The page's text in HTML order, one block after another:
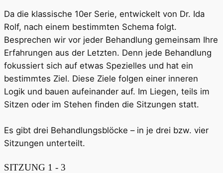
Da die klassische 10er Serie, entwickelt von Dr. Ida
Rolf, nach einem bestimmten Schema folgt.
Besprechen wir vor jeder Behandlung gemeinsam Ihre
Erfahrungen aus der Letzten. Denn jede Behandlung
fokussiert sich auf etwas Spezielles und hat ein
bestimmtes Ziel. Diese Ziele folgen einer inneren
Logik und bauen aufeinander auf. Im Liegen, teils im
Sitzen oder im Stehen finden die Sitzungen statt.
Es gibt drei Behandlungsblöcke – in je drei bzw. vier
Sitzungen unterteilt.
SITZUNG 1 - 3